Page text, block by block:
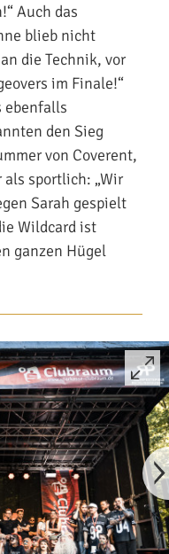
Auch das
blieb nicht
die Technik, vor
im Finale!“
ebenfalls
den Sieg
von Coverent,
sportlich: „Wir
Sarah gespielt
Wildcard ist
ganzen Hügel